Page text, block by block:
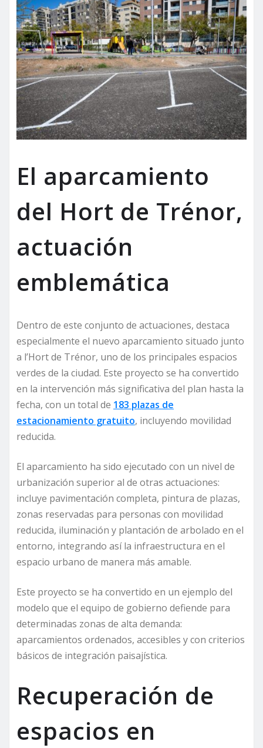
El aparcamiento
del Hort de Trénor,
actuación
emblemática
Dentro de este conjunto de actuaciones, destaca
especialmente el nuevo aparcamiento situado junto
a l’Hort de Trénor, uno de los principales espacios
verdes de la ciudad. Este proyecto se ha convertido
en la intervención más significativa del plan hasta la
fecha, con un total de 183 plazas de
estacionamiento gratuito, incluyendo movilidad
reducida.
El aparcamiento ha sido ejecutado con un nivel de
urbanización superior al de otras actuaciones:
incluye pavimentación completa, pintura de plazas,
zonas reservadas para personas con movilidad
reducida, iluminación y plantación de arbolado en el
entorno, integrando así la infraestructura en el
espacio urbano de manera más amable.
Este proyecto se ha convertido en un ejemplo del
modelo que el equipo de gobierno defiende para
determinadas zonas de alta demanda:
aparcamientos ordenados, accesibles y con criterios
básicos de integración paisajística.
Recuperación de
espacios en